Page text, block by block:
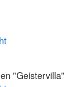
"Geistervilla"